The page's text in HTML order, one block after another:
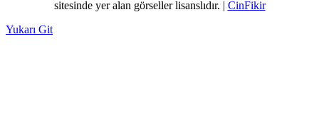
sitesinde yer alan görseller lisanslıdır. | CinFikir
Yukarı Git